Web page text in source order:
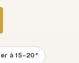
à 15–20°